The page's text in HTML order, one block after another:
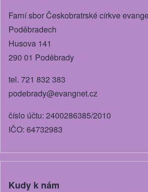
Farní sbor Českobratrské církve
Poděbradech
Husova 141
290 01 Poděbrady
tel. 721 832 383
podebrady@evangnet.cz
číslo účtu: 2400286385/2010
IČO: 64732983
Kudy k nám